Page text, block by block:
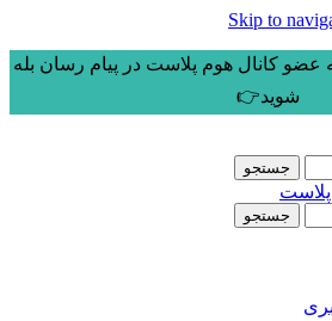
Skip to
عضو کانال هوم پلاست در پیام رسان بله
شوید👉
جستجو
جستجو